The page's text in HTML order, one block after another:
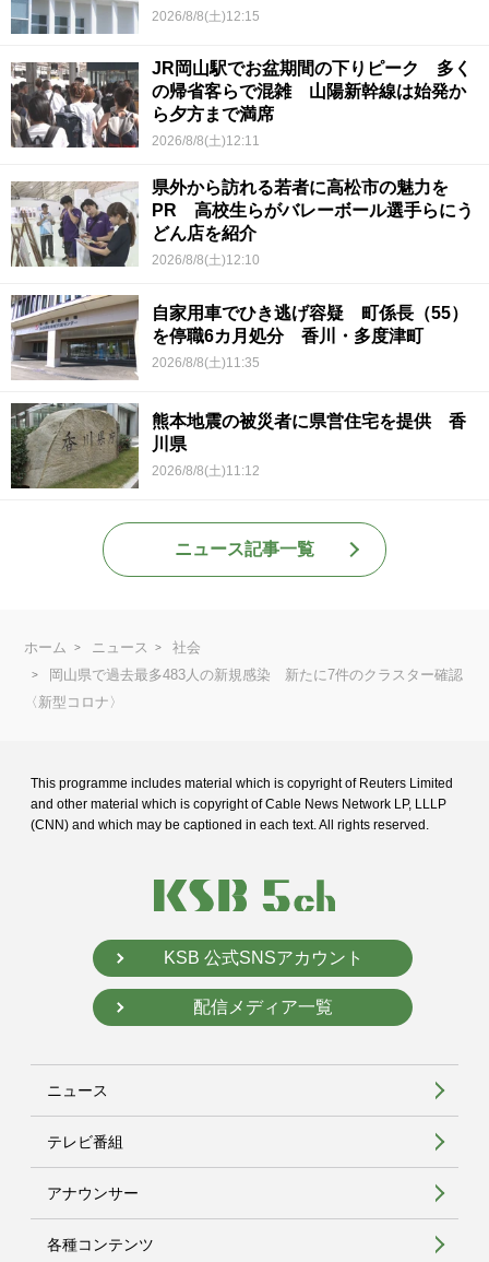
2026/8/8(土)12:15
JR岡山駅でお盆期間の下りピーク 多く
の帰省客らで混雑 山陽新幹線は始発か
ら夕方まで満席
2026/8/8(土)12:11
県外から訪れる若者に高松市の魅力を
PR 高校生らがバレーボール選手らにう
どん店を紹介
2026/8/8(土)12:10
自家用車でひき逃げ容疑 町係長（55）
を停職6カ月処分 香川・多度津町
2026/8/8(土)11:35
熊本地震の被災者に県営住宅を提供 香
川県
2026/8/8(土)11:12
ニュース記事一覧
ホーム ニュース
社会
岡山県で過去最多483人の新規感染 新たに7件のクラスター確認
〈新型コロナ〉
This programme includes material which is copyright of Reuters Limited
and other material which is copyright of Cable News Network LP, LLLP
(CNN) and which may be captioned in each text. All rights reserved.
KSB 公式SNSアカウント
配信メディア一覧
ニュース
テレビ番組
アナウンサー
各種コンテンツ